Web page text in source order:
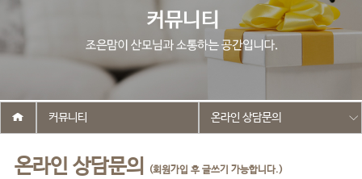
온라인 상담문의 (회원가입 후 글쓰기 가능합니다.)
커뮤니티 온라인 상담문의